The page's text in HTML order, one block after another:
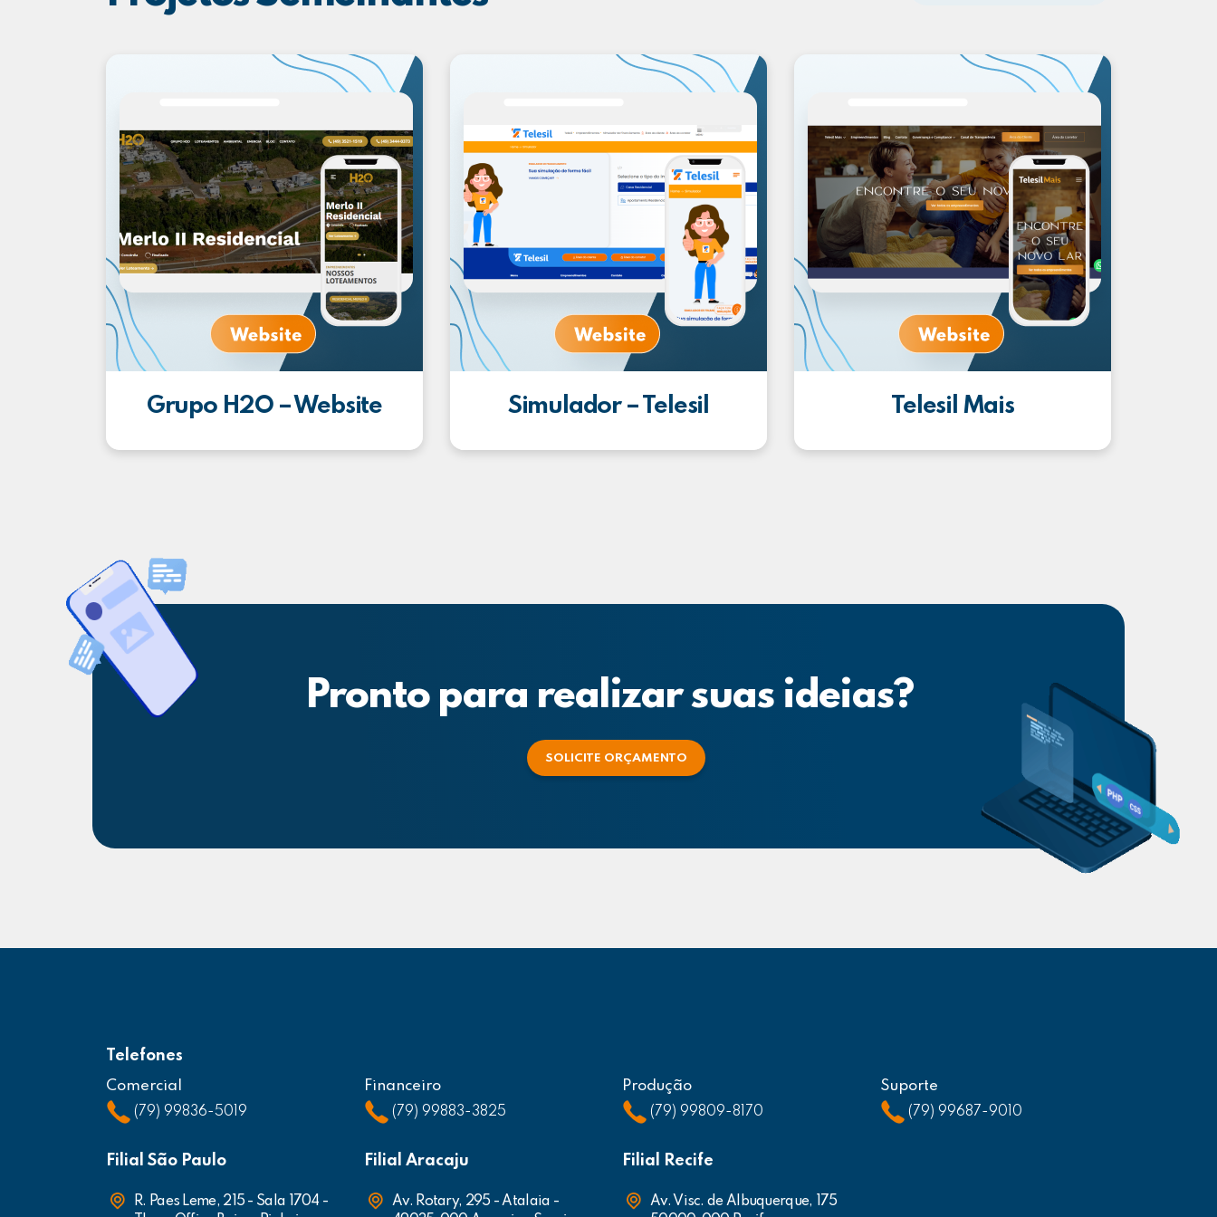
Grupo H2O – Website Simulador – Telesil Telesil Mais
Pronto para realizar suas ideias?
SOLICITE ORÇAMENTO
Telefones
Comercial
(79) 99836-5019
Financeiro
(79) 99883-3825
Produção
(79) 99809-8170
Suporte
(79) 99687-9010
Filial São Paulo
R. Paes Leme, 215 - Sala 1704 -
Filial Aracaju
Av. Rotary, 295 - Atalaia -
Filial Recife
Av. Visc. de Albuquerque, 175